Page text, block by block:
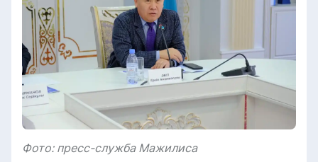
Фото: пресс-служба Мажилиса